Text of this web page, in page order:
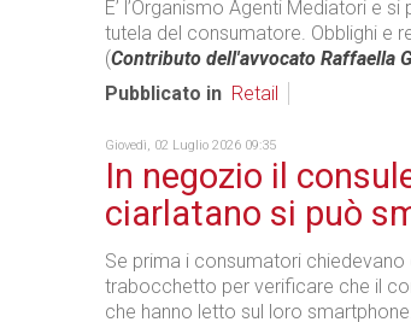
E’ l’Organismo Agenti Mediatori e
tutela del consumatore. Obblighi e
(Contributo dell'avvocato Raffaella
Pubblicato in Retail
Giovedì, 02 Luglio 2026 09:35
In negozio il
ciarlatano si può
Se prima i consumatori
trabocchetto per verificare che il
che hanno letto sul loro